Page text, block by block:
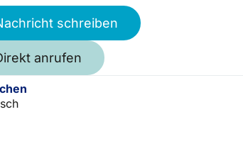
schreiben
anrufen